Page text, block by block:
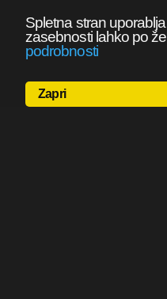
Spletna stran
zasebnosti lahko po
podrobnosti
Zapri